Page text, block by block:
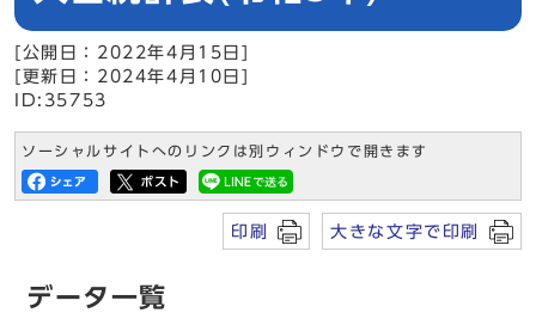
[公開日：2022年4月15日]
[更新日：2024年4月10日]
ID:35753
ソーシャルサイトへのリンクは別ウィンドウで開きます
印刷 大きな文字で印刷
データ一覧